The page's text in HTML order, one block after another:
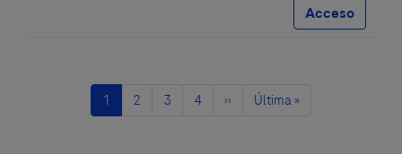
Acceso
Paginación
Página
actual
1 Página
2 Página
3 Página
4
Siguiente
››
Última
Última »